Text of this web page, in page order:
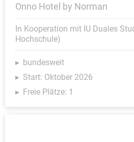
Onno Hotel by Norman
In Kooperation mit IU Duales
Hochschule)
bundesweit
Start: Oktober 2026
Freie Plätze: 1